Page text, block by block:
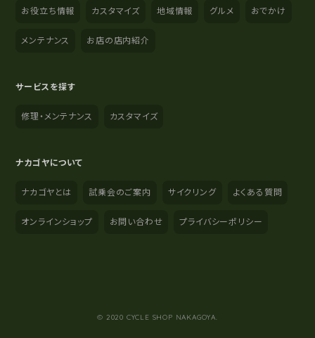
お役立ち情報 カスタマイズ 地域情報 グルメ おでかけ
メンテナンス お店の店内紹介
サービスを探す
修理・メンテナンス カスタマイズ
ナカゴヤについて
ナカゴヤとは 試乗会のご案内 サイクリング よくある質問
オンラインショップ お問い合わせ プライバシーポリシー
© 2020 CYCLE SHOP NAKAGOYA.